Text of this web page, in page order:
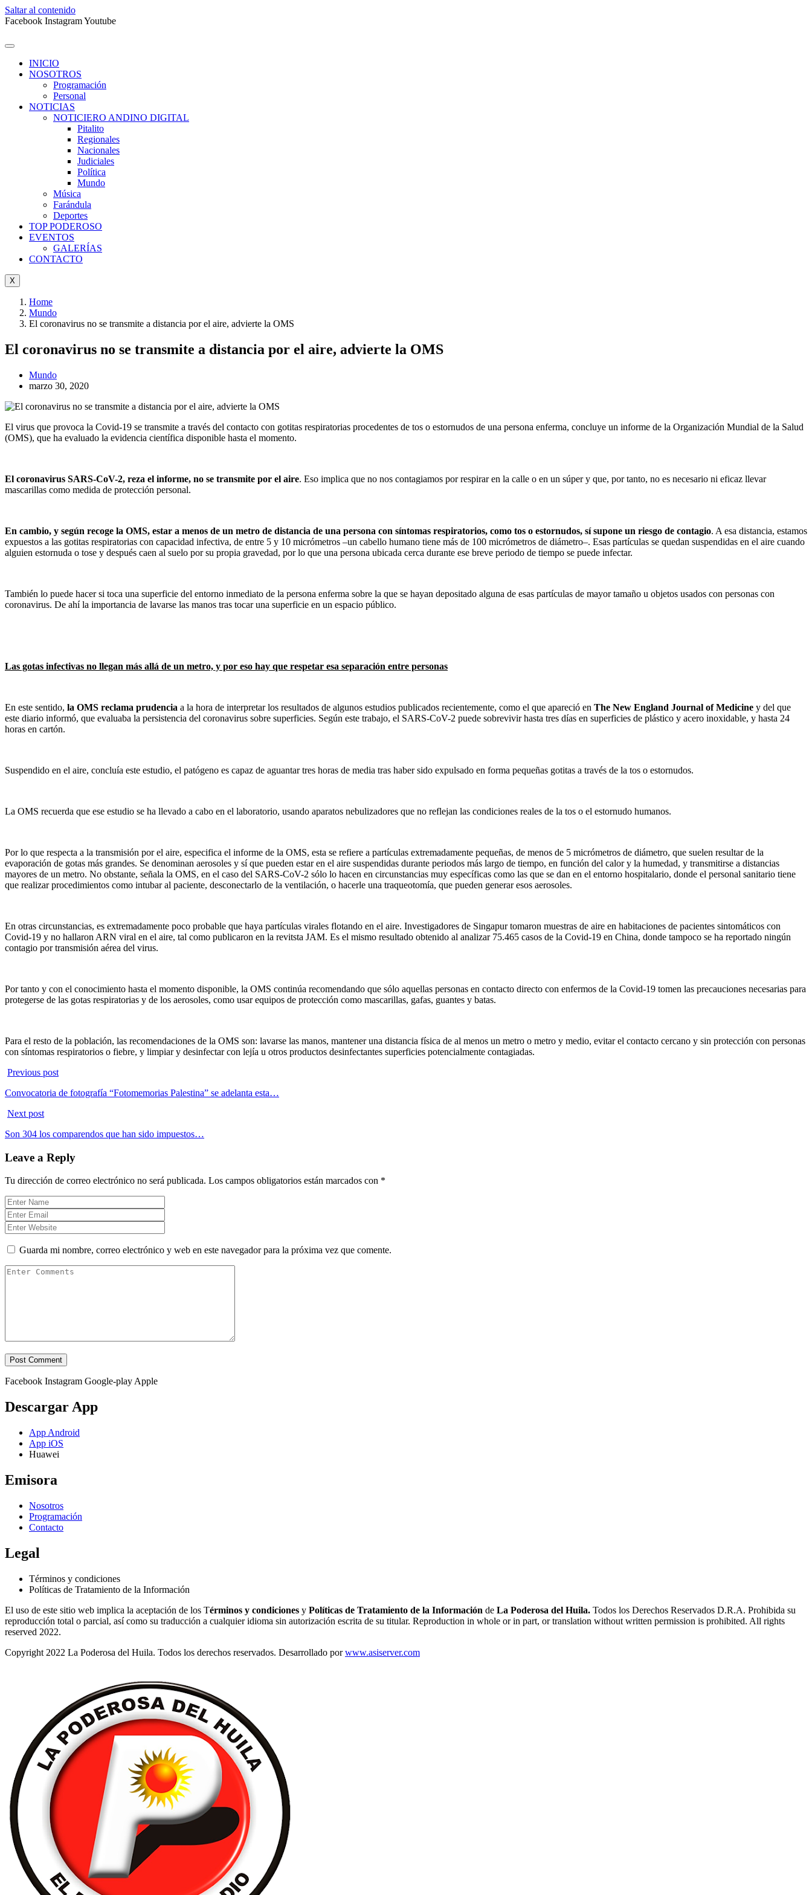
Saltar al contenido
Facebook InstagramYoutube
INICIO
NOSOTROS
Programación
Personal
NOTICIAS
NOTICIERO ANDINO DIGITAL
Pitalito
Regionales
Nacionales
Judiciales
Política
Mundo
Música
Farándula
Deportes
TOP PODEROSO
EVENTOS
GALERÍAS
CONTACTO
X
Home
Mundo
El coronavirus no se transmite a distancia por el aire, advierte la OMS
El coronavirus no se transmite a distancia por el aire, advierte la OMS
Mundo
marzo 30, 2020
El virus que provoca la Covid-19 se transmite a través del contacto con gotitas respiratorias procedentes de tos o estornudos de una persona enferma, concluye un informe de la Organización Mundial de la Salud
(OMS), que ha evaluado la evidencia científica disponible hasta el momento.
El coronavirus SARS-CoV-2, reza el informe, no se transmite por el aire. Eso implica que no nos contagiamos por respirar en la calle o en un súper y que, por tanto, no es necesario ni eficaz llevar
mascarillas como medida de protección personal.
En cambio, y según recoge la OMS, estar a menos de un metro de distancia de una persona con síntomas respiratorios, como tos o estornudos, sí supone un riesgo de contagio. A esa distancia, estamos
expuestos a las gotitas respiratorias con capacidad infectiva, de entre 5 y 10 micrómetros –un cabello humano tiene más de 100 micrómetros de diámetro–. Esas partículas se quedan suspendidas en el aire cuando
alguien estornuda o tose y después caen al suelo por su propia gravedad, por lo que una persona ubicada cerca durante ese breve periodo de tiempo se puede infectar.
También lo puede hacer si toca una superficie del entorno inmediato de la persona enferma sobre la que se hayan depositado alguna de esas partículas de mayor tamaño u objetos usados con personas con
coronavirus. De ahí la importancia de lavarse las manos tras tocar una superficie en un espacio público.
Las gotas infectivas no llegan más allá de un metro, y por eso hay que respetar esa separación entre personas
En este sentido, la OMS reclama prudencia a la hora de interpretar los resultados de algunos estudios publicados recientemente, como el que apareció en The New England Journal of Medicine y del que
este diario informó, que evaluaba la persistencia del coronavirus sobre superficies. Según este trabajo, el SARS-CoV-2 puede sobrevivir hasta tres días en superficies de plástico y acero inoxidable, y hasta 24
horas en cartón.
Suspendido en el aire, concluía este estudio, el patógeno es capaz de aguantar tres horas de media tras haber sido expulsado en forma pequeñas gotitas a través de la tos o estornudos.
La OMS recuerda que ese estudio se ha llevado a cabo en el laboratorio, usando aparatos nebulizadores que no reflejan las condiciones reales de la tos o el estornudo humanos.
Por lo que respecta a la transmisión por el aire, especifica el informe de la OMS, esta se refiere a partículas extremadamente pequeñas, de menos de 5 micrómetros de diámetro, que suelen resultar de la
evaporación de gotas más grandes. Se denominan aerosoles y sí que pueden estar en el aire suspendidas durante periodos más largo de tiempo, en función del calor y la humedad, y transmitirse a distancias
mayores de un metro. No obstante, señala la OMS, en el caso del SARS-CoV-2 sólo lo hacen en circunstancias muy específicas como las que se dan en el entorno hospitalario, donde el personal sanitario tiene
que realizar procedimientos como intubar al paciente, desconectarlo de la ventilación, o hacerle una traqueotomía, que pueden generar esos aerosoles.
En otras circunstancias, es extremadamente poco probable que haya partículas virales flotando en el aire. Investigadores de Singapur tomaron muestras de aire en habitaciones de pacientes sintomáticos con
Covid-19 y no hallaron ARN viral en el aire, tal como publicaron en la revitsta JAM. Es el mismo resultado obtenido al analizar 75.465 casos de la Covid-19 en China, donde tampoco se ha reportado ningún
contagio por transmisión aérea del virus.
Por tanto y con el conocimiento hasta el momento disponible, la OMS continúa recomendando que sólo aquellas personas en contacto directo con enfermos de la Covid-19 tomen las precauciones necesarias para
protegerse de las gotas respiratorias y de los aerosoles, como usar equipos de protección como mascarillas, gafas, guantes y batas.
Para el resto de la población, las recomendaciones de la OMS son: lavarse las manos, mantener una distancia física de al menos un metro o metro y medio, evitar el contacto cercano y sin protección con personas
con síntomas respiratorios o fiebre, y limpiar y desinfectar con lejía u otros productos desinfectantes superficies potencialmente contagiadas.
Previous post
Convocatoria de fotografía “Fotomemorias Palestina” se adelanta esta…
Next post
Son 304 los comparendos que han sido impuestos…
Leave a Reply
Tu dirección de correo electrónico no será publicada. Los campos obligatorios están marcados con *
Guarda mi nombre, correo electrónico y web en este navegador para la próxima vez que comente.
Facebook Instagram Google-play Apple
Descargar App
App Android
App iOS
Huawei
Emisora
Nosotros
Programación
Contacto
Legal
Términos y condiciones
Políticas de Tratamiento de la Información
El uso de este sitio web implica la aceptación de los Términos y condiciones y Políticas de Tratamiento de la Información de La Poderosa del Huila. Todos los Derechos Reservados D.R.A. Prohibida su
reproducción total o parcial, así como su traducción a cualquier idioma sin autorización escrita de su titular. Reproduction in whole or in part, or translation without written permission is prohibited. All rights
reserved 2022.
Copyright 2022 La Poderosa del Huila. Todos los derechos reservados. Desarrollado porwww.asiserver.com